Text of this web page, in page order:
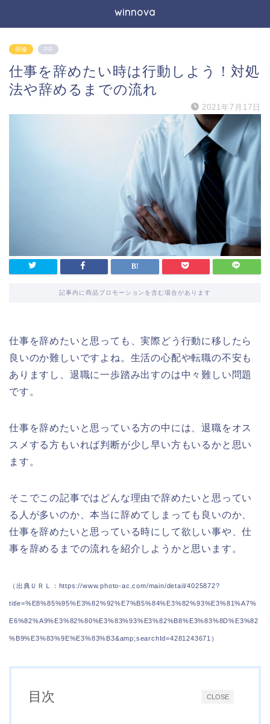
winnova
研修 PR
仕事を辞めたい時は行動しよう！対処
法や辞めるまでの流れ
2021年7月17日
記事内に商品プロモーションを含む場合があります
仕事を辞めたいと思っても、実際どう行動に移したら
良いのか難しいですよね。生活の心配や転職の不安も
ありますし、退職に一歩踏み出すのは中々難しい問題
です。
仕事を辞めたいと思っている方の中には、退職をオス
スメする方もいれば判断が少し早い方もいるかと思い
ます。
そこでこの記事ではどんな理由で辞めたいと思ってい
る人が多いのか、本当に辞めてしまっても良いのか、
仕事を辞めたいと思っている時にして欲しい事や、仕
事を辞めるまでの流れを紹介しようかと思います。
（出典ＵＲＬ：https://www.photo-ac.com/main/detail/4025872?
title=%E8%85%95%E3%82%92%E7%B5%84%E3%82%93%E3%81%A7%
E6%82%A9%E3%82%80%E3%83%93%E3%82%B8%E3%83%8D%E3%82
%B9%E3%83%9E%E3%83%B3&amp;searchId=4281243671）
CLOSE
目次